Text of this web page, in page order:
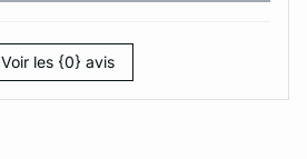
Voir les {0} avis